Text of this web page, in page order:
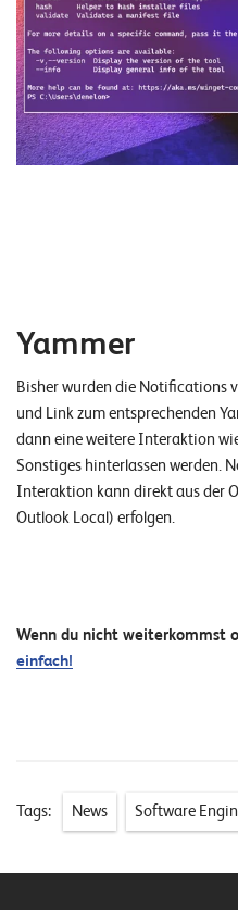
Yammer
Bisher wurden die Notifications
und Link zum entsprechenden
dann eine weitere Interaktion
Sonstiges hinterlassen werden.
Interaktion kann direkt aus der
Outlook Local) erfolgen.
Wenn du nicht weiterkommst
einfach!
Tags: News Software